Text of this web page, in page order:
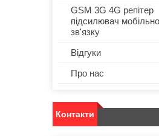
GSM 3G 4G репітер
підсилювач
зв'язку
Відгуки
Про нас
Контакти